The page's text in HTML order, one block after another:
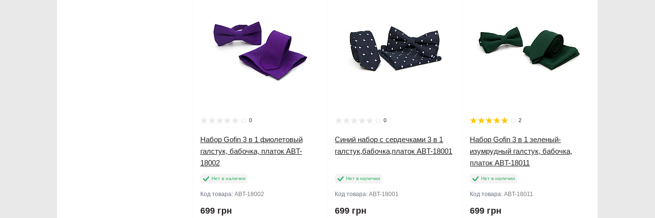
0
Набор Gofin 3 в 1 фиолетовый
галстук, бабочка, платок ABT-
18002
Нет в наличии
Код товара: ABT-18002
699 грн
0
Синий набор с сердечками 3 в 1
галстук,бабочка,платок ABT-18001
Нет в наличии
Код товара:ABT-18001
699 грн
2
Набор Gofin 3 в 1 зеленый-
изумрудный галстук, бабочка,
платок ABT-18011
Нет в наличии
Код товара:ABT-18011
699 грн